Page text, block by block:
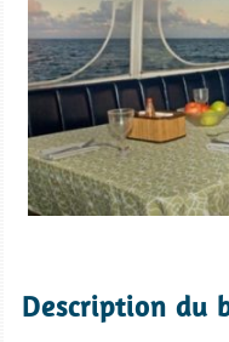
Description du